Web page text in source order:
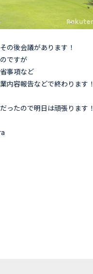
の後会議があります！
ですが
事項など
内容報告などで終わります！
ったので明日は頑張ります！